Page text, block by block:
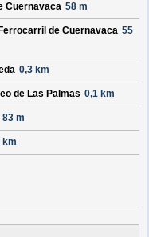
Cuernavaca 58 m
de Cuernavaca 55
0,3 km
de Las Palmas 0,1 km
83 m
km